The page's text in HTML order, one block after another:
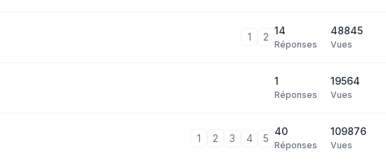
1 2
14
Réponses
48845
Vues
1
Réponses
19564
Vues
1 2 3 4 5
40
Réponses
109876
Vues